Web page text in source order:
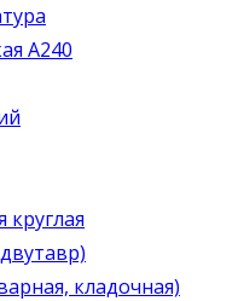
А240
круглая
кладочная)